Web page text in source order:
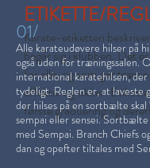
ETIKETTE/
Karate-etiketten
begår sig i klubben. Det
for alle, og som gør
effektiv og sikker.
første graduering og
01/
Alle karateudøvere hilser på
også uden for træningssalen.
international karatehilsen,
tydeligt. Reglen er, at laveste
der hilses på en sortbælte skal
sempai eller sensei.
med Sempai. Branch Chiefs
dan og opefter tiltales med